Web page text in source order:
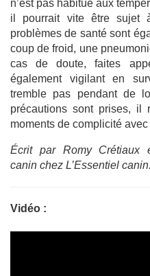
n’est pas habitué aux
il pourrait vite être sujet
problèmes de santé sont
coup de froid, une
cas de doute, faites
également vigilant en
tremble pas pendant de
précautions sont prises, il
moments de complicité
Écrit par Romy Crétiaux
canin chez L’Essentiel canin.
Vidéo :